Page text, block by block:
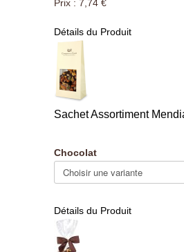
Prix : 7,74 €
Détails du Produit
Sachet Assortiment
Chocolat
Détails du Produit